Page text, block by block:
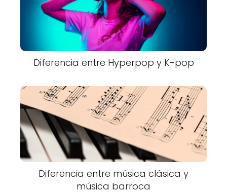
Diferencia entre Hyperpop y K-pop
Diferencia entre música clásica y
música barroca